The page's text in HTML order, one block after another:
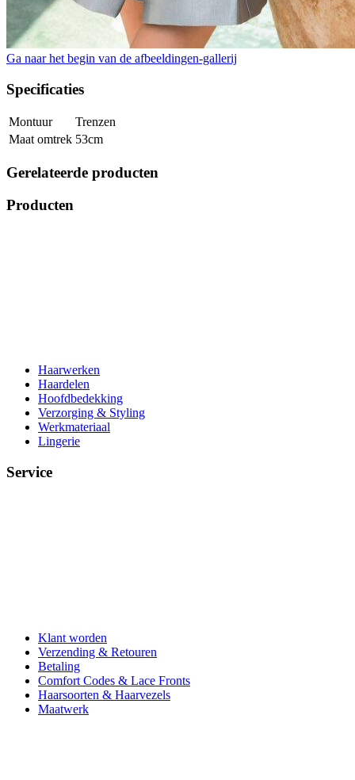
Ga naar het begin van de afbeeldingen-gallerij
Specificaties
Montuur
Trenzen
Maat omtrek 53cm
Gerelateerde producten
Producten
Haarwerken
Haardelen
Hoofdbedekking
Verzorging & Styling
Werkmateriaal
Lingerie
Service
Klant worden
Verzending & Retouren
Betaling
Comfort Codes & Lace Fronts
Haarsoorten & Haarvezels
Maatwerk